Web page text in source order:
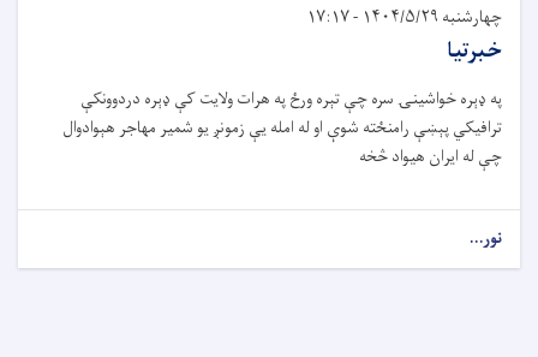
چهارشنبه ۱۴۰۴/۵/۲۹ - ۱۷:۱۷
خبرتیا
په ډېره خواشینۍ سره چې تېره ورځ په هرات ولایت کې ډېره دردوونکې
ترافیکي پېښې رامنځته شوې او له امله یې زمونږ یو شمیر مهاجر هېوادوال
چې له ایران هیواد څخه
نور...